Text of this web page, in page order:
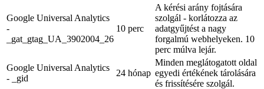
Google Universal Analytics
-
_gat_gtag_UA_3902004_26
10 perc
A kérési arány fojtására
szolgál - korlátozza az
adatgyűjtést a nagy
forgalmú webhelyeken. 10
perc múlva lejár.
Google Universal Analytics
- _gid
24 hónap
Minden meglátogatott oldal
egyedi értékének tárolására
és frissítésére szolgál.